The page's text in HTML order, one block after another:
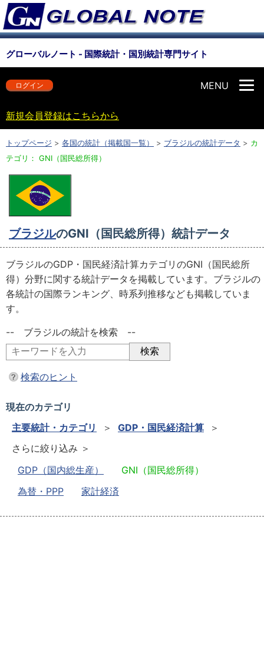
グローバルノート - 国際統計・国別統計専門サイト
MENU
ログイン
新規会員登録はこちらから
トップページ > 各国の統計（掲載国一覧） > ブラジルの統計データ > カ
テゴリ： GNI（国民総所得）
ブラジルのGNI（国民総所得）統計データ
ブラジルのGDP・国民経済計算カテゴリのGNI（国民総所
得）分野に関する統計データを掲載しています。ブラジルの
各統計の国際ランキング、時系列推移なども掲載していま
す。
-- ブラジルの統計を検索 --
検索のヒント
現在のカテゴリ
主要統計・カテゴリ
＞ GDP・国民経済計算 ＞
さらに絞り込み ＞
GDP（国内総生産）
GNI（国民総所得）
為替・PPP
家計経済